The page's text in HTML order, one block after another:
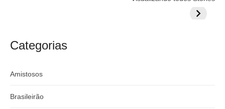
argentino
do
Categorias
Amistosos
Brasileirão